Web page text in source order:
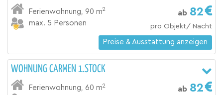
Ferienwohnung 90 m2
max. 5 Personen
ab 82
pro Objekt/ Nacht
Preise & Ausstattung anzeigen
WOHNUNG CARMEN 1.STOCK
Ferienwohnung,60 m2 ab 82